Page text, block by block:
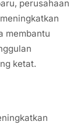
perusahaan
membantu
ketat.